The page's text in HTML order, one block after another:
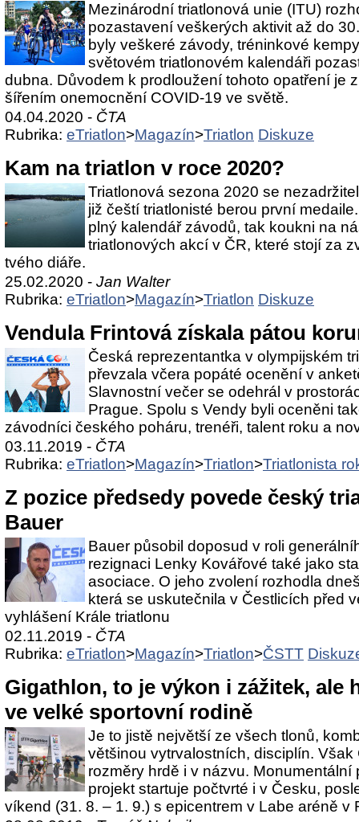
Mezinárodní triatlonová unie (ITU)
pozastavení veškerých aktivit až do
byly veškeré závody, tréninkové
světovém triatlonovém kalendáři
dubna. Důvodem k prodloužení tohoto opatření je
šířením onemocnění COVID-19 ve světě.
04.04.2020 - ČTA
Rubrika: eTriatlon>Magazín>Triatlon Diskuze
Kam na triatlon v roce 2020?
Triatlonová sezona 2020 se
již čeští triatlonisté berou první
plný kalendář závodů, tak koukni na
triatlonových akcí v ČR, které stojí za
tvého diáře.
25.02.2020 - Jan Walter
Rubrika: eTriatlon>Magazín>Triatlon Diskuze
Vendula Frintová získala pátou
Česká reprezentantka v olympijském
převzala včera popáté ocenění v
Slavnostní večer se odehrál v
Prague. Spolu s Vendy byli oceněni
závodníci českého poháru, trenéři, talent roku a
03.11.2019 - ČTA
Rubrika: eTriatlon>Magazín>Triatlon>Triatlonista
Z pozice předsedy povede český
Bauer
Bauer působil doposud v roli
rezignaci Lenky Kovářové také jako
asociace. O jeho zvolení rozhodla
která se uskutečnila v Čestlicích před
vyhlášení Krále triatlonu
02.11.2019 - ČTA
Rubrika: eTriatlon>Magazín>Triatlon>ČSTT
Gigathlon, to je výkon i zážitek, ale
ve velké sportovní rodině
Je to jistě největší ze všech tlonů,
většinou vytrvalostních, disciplín.
rozměry hrdě i v názvu.
projekt startuje počtvrté i v Česku,
víkend (31. 8. – 1. 9.) s epicentrem v Labe aréně v